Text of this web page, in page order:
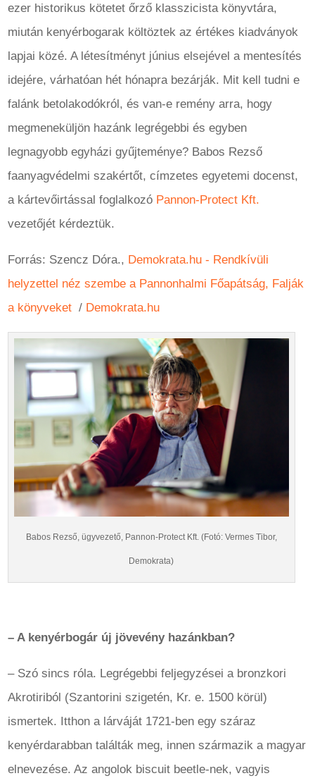
ezer historikus kötetet őrző klasszicista könyvtára,
miután kenyérbogarak költöztek az értékes kiadványok
lapjai közé. A létesítményt június elsejével a mentesítés
idejére, várhatóan hét hónapra bezárják. Mit kell tudni e
falánk betolakodókról, és van-e remény arra, hogy
megmeneküljön hazánk legrégebbi és egyben
legnagyobb egyházi gyűjteménye? Babos Rezső
faanyagvédelmi szakértőt, címzetes egyetemi docenst,
a kártevőirtással foglalkozó Pannon-Protect Kft.
vezetőjét kérdeztük.
Forrás: Szencz Dóra., Demokrata.hu - Rendkívüli
helyzettel néz szembe a Pannonhalmi Főapátság, Falják
a könyveket / Demokrata.hu
Babos Rezső, ügyvezető, Pannon-Protect Kft. (Fotó: Vermes Tibor,
Demokrata)
– A kenyérbogár új jövevény hazánkban?
– Szó sincs róla. Legrégebbi feljegyzései a bronzkori
Akrotiriból (Szantorini szigetén, Kr. e. 1500 körül)
ismertek. Itthon a lárváját 1721-ben egy száraz
kenyérdarabban találták meg, innen származik a magyar
elnevezése. Az angolok biscuit beetle-nek, vagyis